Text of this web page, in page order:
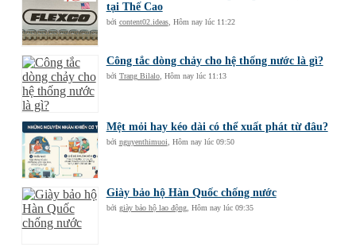
tại Thế Cao
bởi content02.ideas, Hôm nay lúc 11:22
Công tắc dòng chảy cho hệ thống nước là gì?
bởi Trang Bilalo, Hôm nay lúc 11:13
Mệt mỏi hay kéo dài có thể xuất phát từ đâu?
bởi nguyenthimuoi Hôm nay lúc 09:50
Giày bảo hộ Hàn Quốc chống nước
bởi giày bảo hộ lao động, Hôm nay lúc 09:35